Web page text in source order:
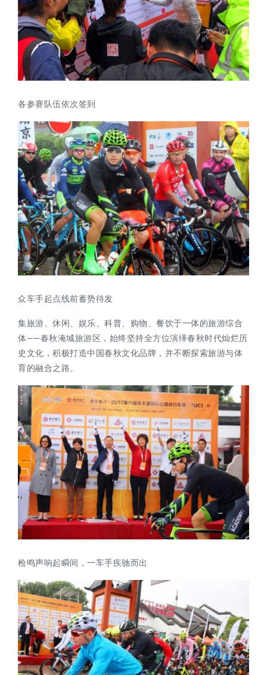
各参赛队伍依次签到
众车手起点线前蓄势待发
集旅游、休闲、娱乐、科普、购物、餐饮于一体的旅游综合
体——春秋淹城旅游区，始终坚持全方位演绎春秋时代灿烂历
史文化，积极打造中国春秋文化品牌，并不断探索旅游与体
育的融合之路。
枪鸣声响起瞬间，一车手疾驰而出